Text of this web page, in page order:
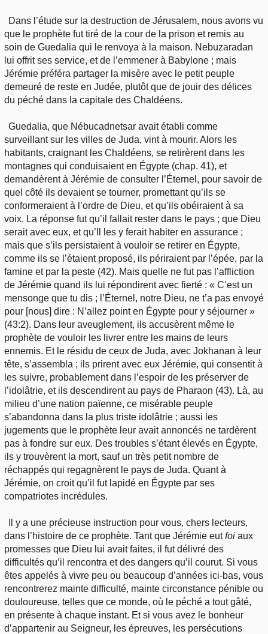
Dans l’étude sur la destruction de Jérusalem, nous avons vu
que le prophète fut tiré de la cour de la prison et remis au
soin de Guedalia qui le renvoya à la maison. Nebuzaradan
lui offrit ses service, et de l’emmener à Babylone ; mais
Jérémie préféra partager la misère avec le petit peuple
demeuré de reste en Judée, plutôt que de jouir des délices
du péché dans la capitale des Chaldéens.
Guedalia, que Nébucadnetsar avait établi comme
surveillant sur les villes de Juda, vint à mourir. Alors les
habitants, craignant les Chaldéens, se retirèrent dans les
montagnes qui conduisaient en Égypte (chap. 41), et
demandèrent à Jérémie de consulter l’Éternel, pour savoir de
quel côté ils devaient se tourner, promettant qu’ils se
conformeraient à l’ordre de Dieu, et qu’ils obéiraient à sa
voix. La réponse fut qu’il fallait rester dans le pays ; que Dieu
serait avec eux, et qu’Il les y ferait habiter en assurance ;
mais que s’ils persistaient à vouloir se retirer en Égypte,
comme ils se l’étaient proposé, ils périraient par l’épée, par la
famine et par la peste (42). Mais quelle ne fut pas l’affliction
de Jérémie quand ils lui répondirent avec fierté : « C’est un
mensonge que tu dis ; l’Éternel, notre Dieu, ne t’a pas envoyé
pour [nous] dire : N’allez point en Égypte pour y séjourner »
(43:2). Dans leur aveuglement, ils accusèrent même le
prophète de vouloir les livrer entre les mains de leurs
ennemis. Et le résidu de ceux de Juda, avec Jokhanan à leur
tête, s’assembla ; ils prirent avec eux Jérémie, qui consentit à
les suivre, probablement dans l’espoir de les préserver de
l’idolâtrie, et ils descendirent au pays de Pharaon (43). Là, au
milieu d’une nation païenne, ce misérable peuple
s’abandonna dans la plus triste idolâtrie ; aussi les
jugements que le prophète leur avait annoncés ne tardèrent
pas à fondre sur eux. Des troubles s’étant élevés en Égypte,
ils y trouvèrent la mort, sauf un très petit nombre de
réchappés qui regagnèrent le pays de Juda. Quant à
Jérémie, on croit qu’il fut lapidé en Égypte par ses
compatriotes incrédules.
Il y a une précieuse instruction pour vous, chers lecteurs,
dans l’histoire de ce prophète. Tant que Jérémie eutfoi aux
promesses que Dieu lui avait faites, il fut délivré des
difficultés qu’il rencontra et des dangers qu’il courut. Si vous
êtes appelés à vivre peu ou beaucoup d’années ici-bas, vous
rencontrerez mainte difficulté, mainte circonstance pénible ou
douloureuse, telles que ce monde, où le péché a tout gâté,
en présente à chaque instant. Et si vous avez le bonheur
d’appartenir au Seigneur, les épreuves, les persécutions